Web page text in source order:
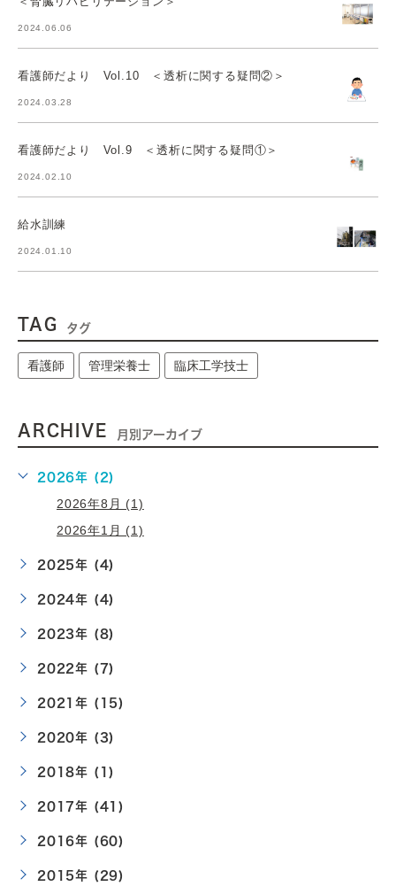
2024.06.06
看護師だより Vol.10 ＜透析に関する疑問②＞
2024.03.28
看護師だより Vol.9 ＜透析に関する疑問①＞
2024.02.10
給水訓練
2024.01.10
TAG タグ
看護師 管理栄養士 臨床工学技士
ARCHIVE 月別アーカイブ
2026年 (2)
2026年8月 (1)
2026年1月 (1)
2025年 (4)
2024年 (4)
2023年 (8)
2022年 (7)
2021年 (15)
2020年 (3)
2018年 (1)
2017年 (41)
2016年 (60)
2015年 (29)